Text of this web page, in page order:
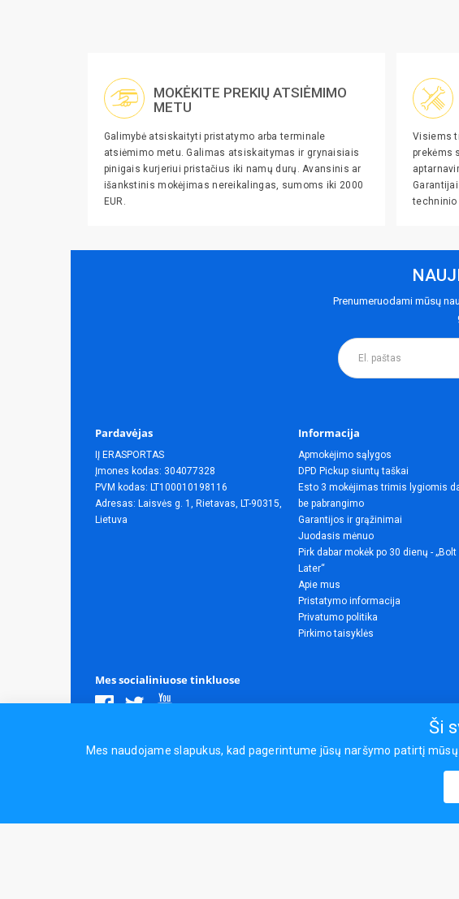
MOKĖKITE PREKIŲ ATSIĖMIMO
METU
Galimybė atsiskaityti pristatymo arba terminale
atsiėmimo metu. Galimas atsiskaitymas ir grynaisiais
pinigais kurjeriui pristačius iki namų durų. Avansinis ar
išankstinis mokėjimas nereikalingas, sumoms iki 2000
EUR.
Visiems
prekėms
techninio
Prenumeruodami mūsų
Pardavėjas
IĮ ERASPORTAS
Įmones kodas: 304077328
PVM kodas: LT100010198116
Adresas: Laisvės g. 1, Rietavas, LT-90315,
Lietuva
Informacija
Apmokėjimo sąlygos
DPD Pickup siuntų taškai
Esto 3 mokėjimas trimis lygiomis
be pabrangimo
Garantijos ir grąžinimai
Juodasis mėnuo
Pirk dabar mokėk po 30 dienų - „Bolt
Later“
Apie mus
Pristatymo informacija
Privatumo politika
Pirkimo taisyklės
Mes socialiniuose tinkluose
Sporto ir laisvalaikio prekės, maisto papildai - erasportas.lt © 2026
Ši
Mes naudojame slapukus, kad pagerintume jūsų naršymo patirtį